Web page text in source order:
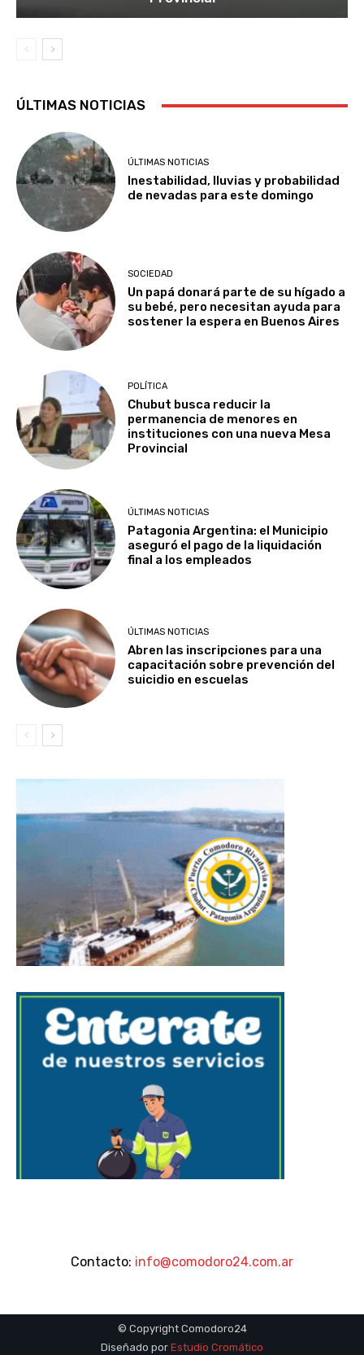
ÚLTIMAS NOTICIAS
ÚLTIMAS NOTICIAS
Inestabilidad, lluvias y probabilidad
de nevadas para este domingo
SOCIEDAD
Un papá donará parte de su hígado a
su bebé, pero necesitan ayuda para
sostener la espera en Buenos Aires
POLÍTICA
Chubut busca reducir la
permanencia de menores en
instituciones con una nueva Mesa
Provincial
ÚLTIMAS NOTICIAS
Patagonia Argentina: el Municipio
aseguró el pago de la liquidación
final a los empleados
ÚLTIMAS NOTICIAS
Abren las inscripciones para una
capacitación sobre prevención del
suicidio en escuelas
Contacto: info@comodoro24.com.ar
© Copyright Comodoro24
Diseñado por Estudio Cromático